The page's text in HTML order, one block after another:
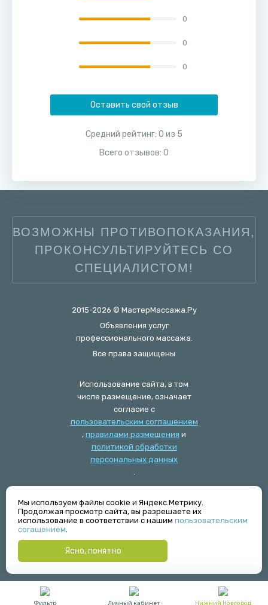
Фильтр Личный кабинет Нижний Новгород
0
0
0
Оставить свой отзыв
Средний рейтинг: 0 из 5
Всего отзывов: 0
ВОЗМОЖНЫ ПРОТИВОПОКАЗАНИЯ,
ПРОКОНСУЛЬТИРУЙТЕСЬ СО
СПЕЦИАЛИСТОМ!
2015-2026 © МастерМассажа.Ру
Объявления услуг
профессионального массажа.
Все права защищены
Использование сайта, в том
числе размещение, означает
согласие с
пользовательским соглашением
, правилами размещения и
политикой обработки
персональных данных
.
Журнал
Техническая поддержка
Мы используем файлы cookie и Яндекс.Метрику.
Продолжая просмотр сайта, вы разрешаете их
использование в соответствии с нашим пользовательским
согашением.
Ясно, понятно